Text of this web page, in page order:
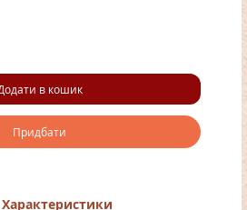
в кошик
Придбати
Характеристики